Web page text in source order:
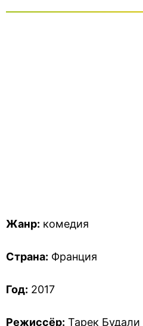
Жанр: комедия
Страна: Франция
Год: 2017
Режиссёр: Тарек Будали